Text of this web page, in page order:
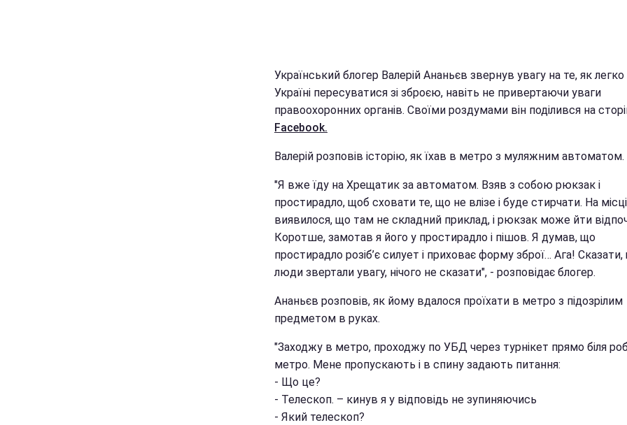
Український блогер Валерій Ананьєв звернув увагу на те, як
Україні пересуватися зі зброєю, навіть не привертаючи уваги
правоохоронних органів. Своїми роздумами він поділився на
Facebook.
Валерій розповів історію, як їхав в метро з муляжним автоматом.
"Я вже їду на Хрещатик за автоматом. Взяв з собою рюкзак і
простирадло, щоб сховати те, що не влізе і буде стирчати. На місці
виявилося, що там не складний приклад, і рюкзак може йти
Коротше, замотав я його у простирадло і пішов. Я думав, що
простирадло розіб’є силует і приховає форму зброї… Ага!
люди звертали увагу, нічого не сказати", - розповідає блогер.
Ананьєв розповів, як йому вдалося проїхати в метро з підозрілим
предметом в руках.
"Заходжу в метро, проходжу по УБД через турнікет прямо біля
метро. Мене пропускають і в спину задають питання:
- Що це?
- Телескоп. – кинув я у відповідь не зупиняючись
- Який телескоп?